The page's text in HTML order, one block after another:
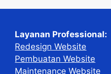
Layanan Professional:
Redesign Website
Pembuatan Website
Maintenance Website